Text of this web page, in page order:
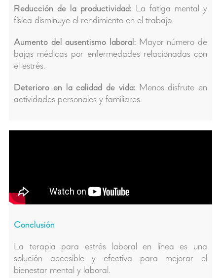
Reducción de la productividad: La fatiga mental y
física disminuye el rendimiento en el trabajo.
Aumento del ausentismo laboral: Mayor número de
bajas médicas por enfermedades relacionadas con
el estrés.
Deterioro en la calidad de vida:Menos disfrute en
actividades personales y familiares.
Conclusión
La terapia para estrés laboral en línea es una
solución accesible y efectiva para mejorar el
bienestar mental y laboral.